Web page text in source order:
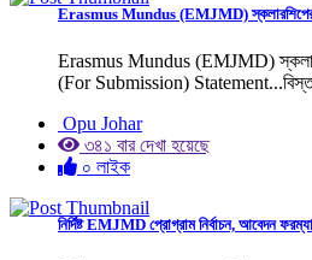
Erasmus Mundus (EMJMD) স্কলারশিপের
Erasmus Mundus (EMJMD)
(For Submission)
Opu Johar
৩৪১ বার দেখা হয়েছে
০ লাইক
নির্দিষ্ট EMJMD প্রোগ্রাম নির্বাচন, আবেদন